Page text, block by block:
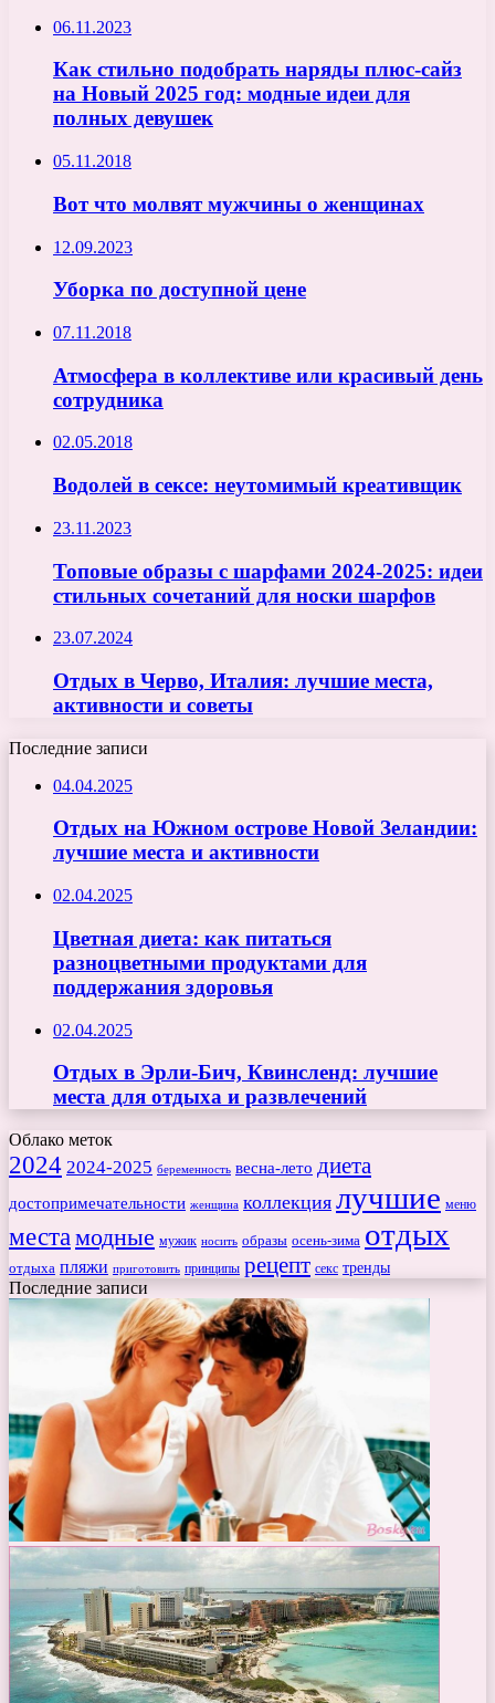
06.11.2023
Как стильно подобрать наряды плюс-сайз
на Новый 2025 год: модные идеи для
полных девушек
05.11.2018
Вот что молвят мужчины о женщинах
12.09.2023
Уборка по доступной цене
07.11.2018
Атмосфера в коллективе или красивый день
сотрудника
02.05.2018
Водолей в сексе: неутомимый креативщик
23.11.2023
Топовые образы с шарфами 2024-2025: идеи
стильных сочетаний для носки шарфов
23.07.2024
Отдых в Черво, Италия: лучшие места,
активности и советы
Последние записи
04.04.2025
Отдых на Южном острове Новой Зеландии:
лучшие места и активности
02.04.2025
Цветная диета: как питаться
разноцветными продуктами для
поддержания здоровья
02.04.2025
Отдых в Эрли-Бич, Квинсленд: лучшие
места для отдыха и развлечений
Облако меток
2024 2024-2025 беременность весна-лето диета
достопримечательности женщина коллекция лучшие меню
места модные мужик носить образы осень-зима отдых
отдыха пляжи приготовить принципы рецепт секс тренды
Последние записи